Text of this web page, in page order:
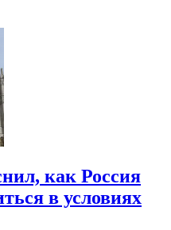
как Россия
в условиях